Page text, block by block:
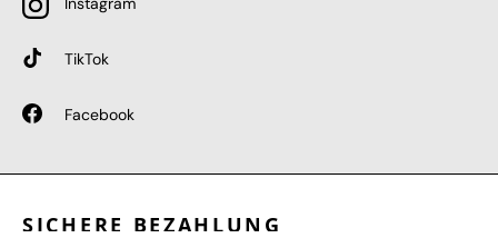
TikTok
Facebook
SICHERE BEZAHLUNG